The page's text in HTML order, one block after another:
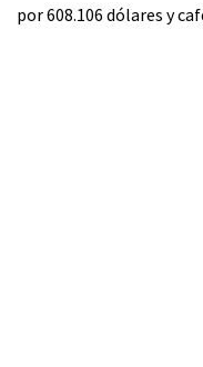
por 608.106 dólares y